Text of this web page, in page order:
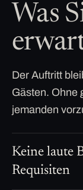
Was
Der Auftritt
Gästen. Ohne
jemanden
Keine laute
Requisiten